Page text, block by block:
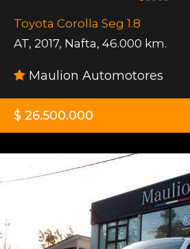
Toyota Corolla Seg 1.8
AT, 2017, Nafta, 46.000 km.
Maulion Automotores
$ 26.500.000